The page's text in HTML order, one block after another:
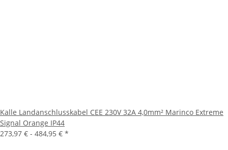
Kalle Landanschlusskabel CEE 230V 32A 4,0mm² Marinco Extreme
Signal Orange IP44
273,97 € - 484,95 € *